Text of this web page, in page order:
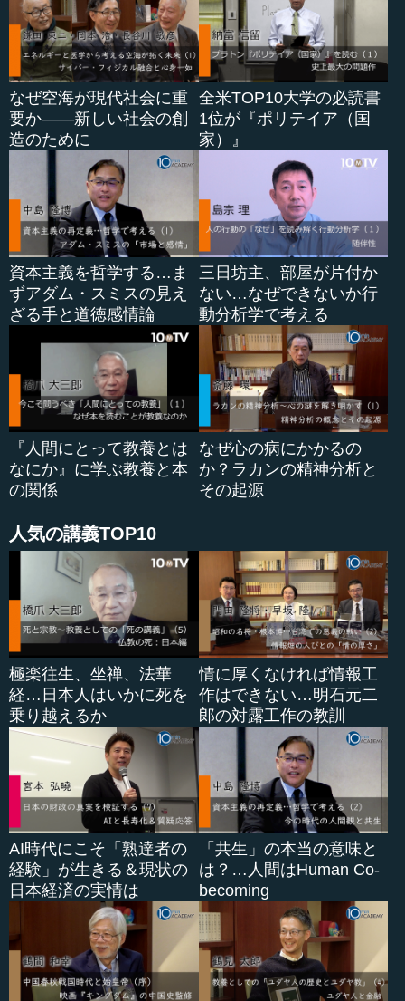
も実行しなくてはいけない。こう思うところから、アメリ
カというものができます。
一番大事なのは政府のつくり方なのですが、それまで政
府はイングランドの政府で、イングランド国王がアメリカ
植民地を統治していたわけです。これはしょうがないとい
うので、認めていたわけです。神がいて、神がイングラン
ド国王を国王にしたのであれば、イングランド国王に従う
のはキリスト教徒の義務であるという考え方です。しか
し、イングランド国王があまりといえばあまりな非道を行
なったので、私たちはイングランド国王から独立しますと
いうことで、独立戦争が始まります。
―― はい。
●成文憲法ができるための条件、すなわち「自由」
橋爪 独立戦争をするには自分たちの政府が必要。そこで
独立宣言を行ない、州の代表が集まる。戦争をするのには
総指揮官が必要だから、大統領（プレジデント）をジョー
ジ・ワシントンに頼む。彼が、「ユナイテッド・ステーツ
（United States）」という州の連合を率いて戦っていく。
なぜ空海が現代社会に重
要か――新しい社会の創
造のために
全米TOP10大学の必読書
1位が『ポリテイア（国
家）』
資本主義を哲学する…ま
ずアダム・スミスの見え
ざる手と道徳感情論
三日坊主、部屋が片付か
ない…なぜできないか行
動分析学で考える
『人間にとって教養とは
なにか』に学ぶ教養と本
の関係
なぜ心の病にかかるの
か？ラカンの精神分析と
その起源
人気の講義TOP10
極楽往生、坐禅、法華
経…日本人はいかに死を
乗り越えるか
情に厚くなければ情報工
作はできない…明石元二
郎の対露工作の教訓
AI時代にこそ「熟達者の
経験」が生きる＆現状の
日本経済の実情は
「共生」の本当の意味と
は？…人間はHuman Co-
becoming